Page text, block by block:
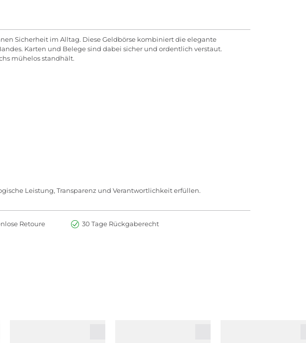
Sicherheit im Alltag. Diese Geldbörse kombiniert die elegante
Karten und Belege sind dabei sicher und ordentlich verstaut.
mühelos standhält.
Leistung, Transparenz und Verantwortlichkeit erfüllen.
Retoure 30 Tage Rückgaberecht